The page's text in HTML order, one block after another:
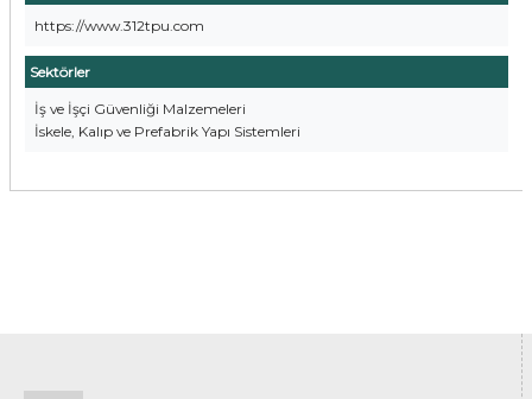
https://www.312tpu.com
Sektörler
İş ve İşçi Güvenliği Malzemeleri
İskele, Kalıp ve Prefabrik Yapı Sistemleri